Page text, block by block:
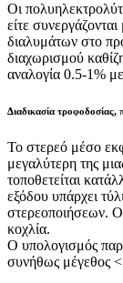
Οι
είτε
διαλυμάτων στο
διαχωρισμού
αναλογία 0.5-1%
Διαδικασία τροφοδοσίας,
Το στερεό μέσο
μεγαλύτερη της
τοποθετείται
εξόδου υπάρχει
στερεοποιήσεων. Ο
κοχλία.
Ο υπολογισμός
συνήθως μέγεθος